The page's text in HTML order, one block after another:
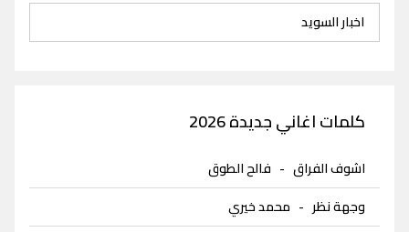
اخبار السويد
كلمات اغاني جديدة 2026
اشوف الفراق - فالح الطوق
وجهة نظر- محمد خيري